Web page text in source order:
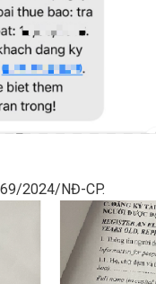
2024/NĐ-CP.